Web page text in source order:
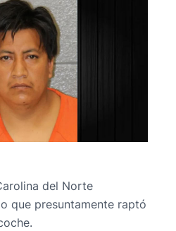
del Norte
que presuntamente raptó